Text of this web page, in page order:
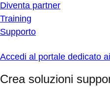
Diventa partner
Training
Supporto
Accedi al portale dedicato
Crea soluzioni